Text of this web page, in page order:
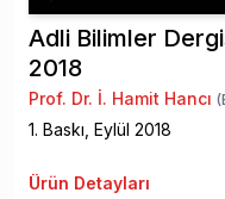
Adli Bilimler
2018
Prof. Dr. İ. Hamit Hancı
1. Baskı, Eylül 2018
Ürün Detayları